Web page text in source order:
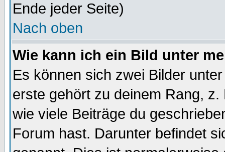
Ende jeder Seite)
Nach oben
Wie kann ich ein Bild unter
Es können sich zwei Bilder
erste gehört zu deinem Rang,
wie viele Beiträge du
Forum hast. Darunter befindet